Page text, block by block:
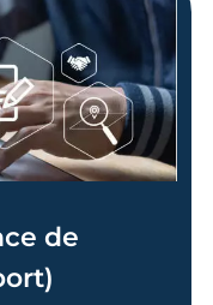
de